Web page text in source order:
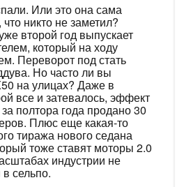
Или это она сама
никто не заметил?
второй год выпускает
который на ходу
Переворот под стать
Но часто ли вы
на улицах? Даже в
все и затевалось, эффект
полтора года продано 30
Плюс еще какая-то
тиража нового седана
тоже ставят моторы 2.0
индустрии не
сельпо.